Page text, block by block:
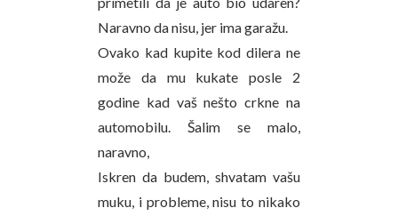
Naravno da nisu, jer ima garažu.
Ovako kad kupite kod dilera ne
može da mu kukate posle 2
godine kad vaš nešto crkne na
automobilu. Šalim se malo,
naravno,
Iskren da budem, shvatam vašu
muku, i probleme, nisu to nikako